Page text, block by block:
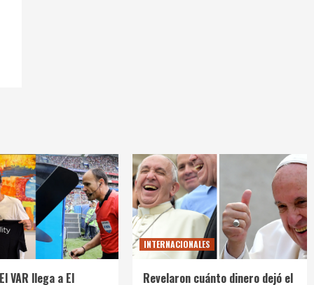
VAR llega a El
INTERNACIONALES
Revelaron cuánto dinero dejó el